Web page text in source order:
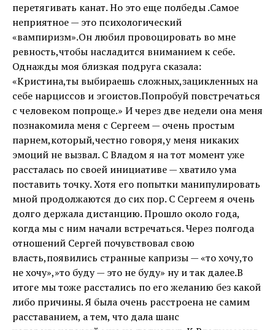
перетягивать канат. Но это еще полбеды .Самое
неприятное — это психологический
«вампиризм».Он любил провоцировать во мне
ревность,чтобы насладится вниманием к себе.
Однажды моя близкая подруга сказала:
«Кристина,ты выбираешь сложных,зацикленных на
себе нарциссов и эгоистов.Попробуй повстречаться
с человеком попроще.» И через две недели она меня
познакомила меня с Сергеем — очень простым
парнем,который,честно говоря,у меня никаких
эмоций не вызвал. С Владом я на тот момент уже
рассталась по своей инициативе — хватило ума
поставить точку. Хотя его попытки манипулировать
мной продолжаются до сих пор. С Сергеем я очень
долго держала дистанцию. Прошло около года,
когда мы с ним начали встречаться. Через полгода
отношений Сергей почувствовал свою
власть,появились странные капризы — «то хочу,то
не хочу»,»то буду — это не буду» ну и так далее.В
итоге мы тоже расстались по его желанию без какой
либо причины. Я была очень расстроена не самим
расставанием, а тем, что дала шанс